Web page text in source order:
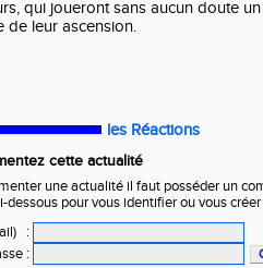
qui joueront sans aucun doute
de leur ascension.
les Réactions
cette actualité
une actualité il faut posséder un
dessous pour vous identifier ou vous
:
: